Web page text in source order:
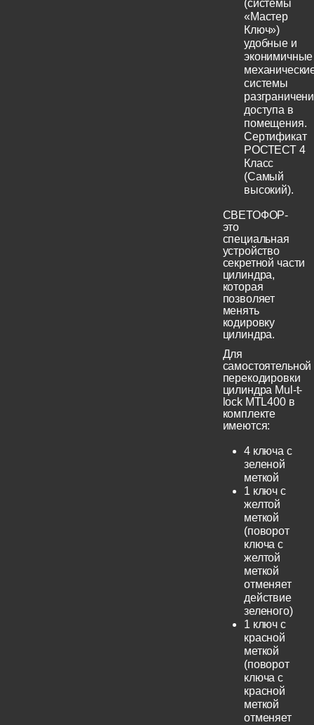
(системы
«Мастер
Ключ»)
удобные и
эконимичные
системы
доступа в
помещения.
Сертификат
РОСТЕСТ 4
Класс
(Самый
высокий).
СВЕТОФОР-
это
специальная
устройство
секретной части
цилиндра,
которая
позволяет
менять
кодировку
цилиндра.
Для
самостоятельной
перекодировки
цилиндра Mul-t-
lock MTL400 в
комплекте
имеются:
4 ключа с
зеленой
меткой
1 ключ с
желтой
меткой
(поворот
ключа с
желтой
меткой
отменяет
действие
зеленого)
1 ключ с
красной
меткой
(поворот
ключа с
красной
меткой
отменяет